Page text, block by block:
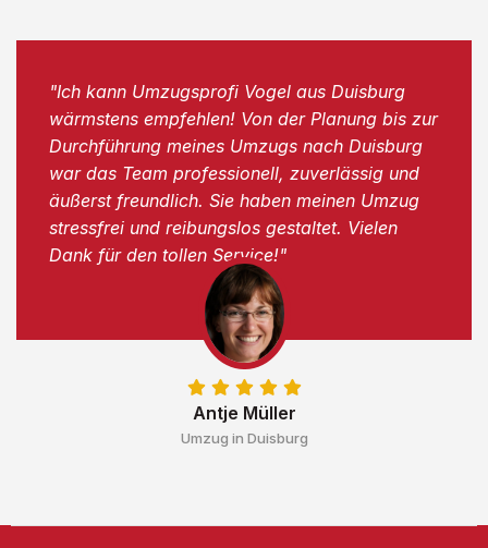
Antje Müller
Umzug in Duisburg
"Ich kann Umzugsprofi Vogel aus Duisburg
wärmstens empfehlen! Von der Planung bis zur
Durchführung meines Umzugs nach Duisburg
war das Team professionell, zuverlässig und
äußerst freundlich. Sie haben meinen Umzug
stressfrei und reibungslos gestaltet. Vielen
Dank für den tollen Service!"